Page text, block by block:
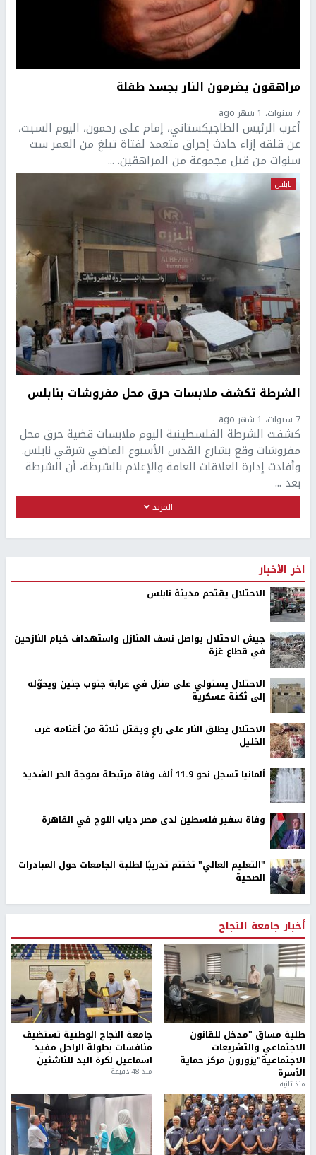
مراهقون يضرمون النار بجسد طفلة
7 سنوات، 1 شهر ago
أعرب الرئيس الطاجيكستاني، إمام على رحمون، اليوم السبت،
عن قلقه إزاء حادث إحراق متعمد لفتاة تبلغ من العمر ست
سنوات من قبل مجموعة من المراهقين. ...
نابلس
الشرطة تكشف ملابسات حرق محل مفروشات بنابلس
7 سنوات، 1 شهر ago
كشفت الشرطة الفلسطينية اليوم ملابسات قضية حرق محل
مفروشات وقع بشارع القدس الأسبوع الماضي شرقي نابلس.
وأفادت إدارة العلاقات العامة والإعلام بالشرطة، أن الشرطة
بعد ...
المزيد
اخر الأخبار
الاحتلال يقتحم مدينة نابلس
جيش الاحتلال يواصل نسف المنازل واستهداف خيام النازحين
في قطاع غزة
الاحتلال يستولي على منزل في عرابة جنوب جنين ويحوّله
إلى ثكنة عسكرية
الاحتلال يطلق النار على راعٍ ويقتل ثلاثة من أغنامه غرب
الخليل
ألمانيا تسجل نحو 11.9 ألف وفاة مرتبطة بموجة الحر الشديد
وفاة سفير فلسطين لدى مصر دياب اللوح في القاهرة
"التعليم العالي" تختتم تدريبًا لطلبة الجامعات حول المبادرات
الصحية
أخبار جامعة النجاح
طلبة مساق "مدخل للقانون
الاجتماعي والتشريعات
الاجتماعية"يزورون مركز حماية
الأسرة
منذ ثانية
جامعة النجاح الوطنية تستضيف
منافسات بطولة الراحل مفيد
اسماعيل لكرة اليد للناشئين
منذ 48 دقيقة